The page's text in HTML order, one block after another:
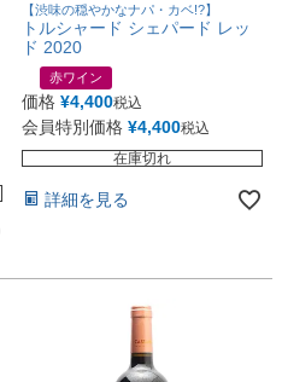
【渋味の穏やかなナパ・カベ!?】
トルシャード シェパード レッ
ド 2020
赤ワイン
価格 ¥4,400税込
会員特別価格 ¥4,400税込
在庫切れ
詳細を見る